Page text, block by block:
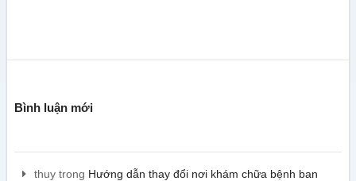
Bình luận mới
thuytrong Hướng dẫn thay đổi nơi khám chữa bệnh ban